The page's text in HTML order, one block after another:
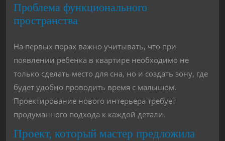
Проблема функционального
пространства
На первых порах важно учитывать, что при
появлении ребенка в квартире необходимо не
только сделать место для сна, но и создать зону, где
будет удобно проводить время с малышом.
Проектирование нового интерьера требует
продуманного подхода к каждой детали.
Проект, который мастер предложила